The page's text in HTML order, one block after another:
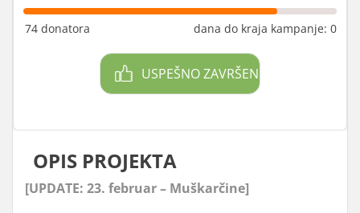
74 donatora dana do kraja kampanje: 0
USPEŠNO ZAVRŠEN
OPIS PROJEKTA
[UPDATE: 23. februar – Muškarčine]